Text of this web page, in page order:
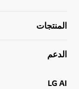
المنتجات
الدعم
LG AI